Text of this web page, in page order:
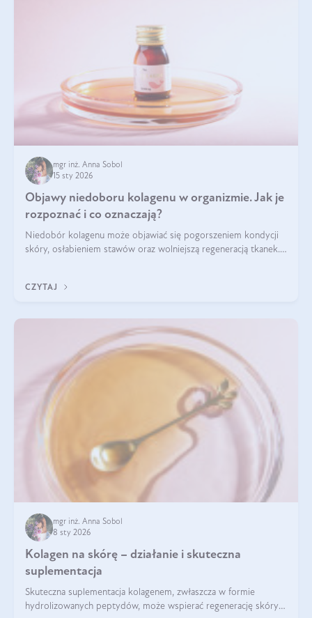
mgr inż. Anna Sobol
15 sty 2026
Objawy niedoboru kolagenu w organizmie. Jak je
rozpoznać i co oznaczają?
Niedobór kolagenu może objawiać się pogorszeniem kondycji
skóry, osłabieniem stawów oraz wolniejszą regeneracją tkanek.
osłabienie włosów.
CZYTAJ
mgr inż. Anna Sobol
8 sty 2026
Kolagen na skórę – działanie i skuteczna
suplementacja
Skuteczna suplementacja kolagenem, zwłaszcza w formie
hydrolizowanych peptydów, może wspierać regenerację skóry i